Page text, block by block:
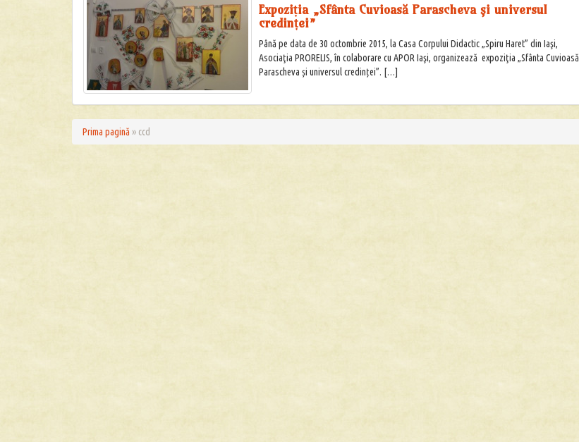
Expoziția „Sfânta Cuvioasă Parascheva și universul
credinței”
Până pe data de 30 octombrie 2015, la Casa Corpului Didactic „Spiru Haret” din Iaşi,
Asociaţia PRORELIS, în colaborare cu APOR Iaşi, organizează expoziţia „Sfânta Cuvioasă
Parascheva și universul credinței”. […]
Prima pagină » ccd